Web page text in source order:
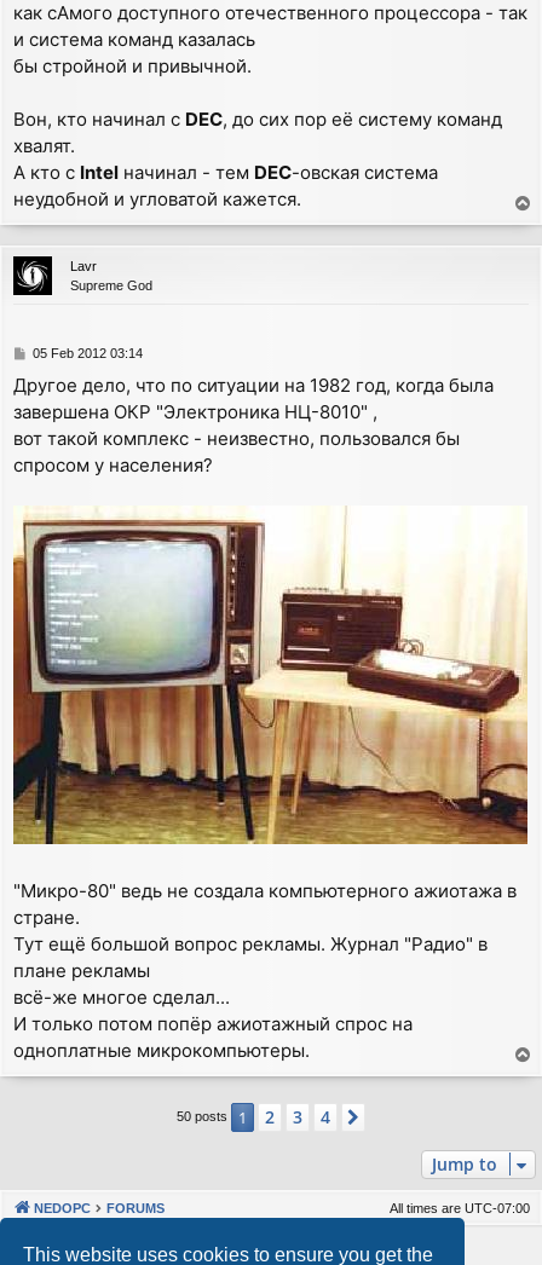
This website uses cookies to ensure you get the
как сАмого доступного отечественного процессора - так
и система команд казалась
бы стройной и привычной.
Вон, кто начинал с DEC, до сих пор её систему команд
хвалят.
А кто с Intel начинал - тем DEC-овская система
неудобной и угловатой кажется.
o
p
Lavr
Supreme God
P
s
t
05 Feb 2012 03:14
Другое дело, что по ситуации на 1982 год, когда была
завершена ОКР "Электроника НЦ-8010" ,
вот такой комплекс - неизвестно, пользовался бы
спросом у населения?
"Микро-80" ведь не создала компьютерного ажиотажа в
стране.
Тут ещё большой вопрос рекламы. Журнал "Радио" в
плане рекламы
всё-же многое сделал...
И только потом попёр ажиотажный спрос на
одноплатные микрокомпьютеры.
o
50 posts 1 2 3 4
Jump to
NEDOPC FORUMS All times are UTC-07:00
Powered by phpBB® Forum Software © phpBB Limited